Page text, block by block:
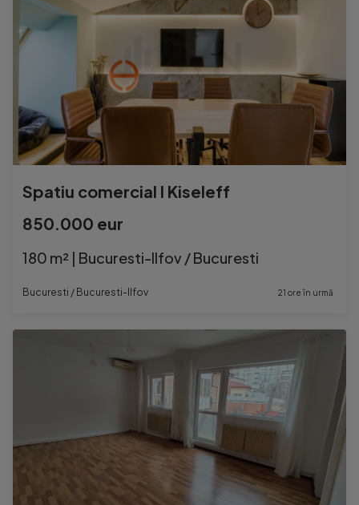
Spatiu comercial l Kiseleff
850.000 eur
180 m² | Bucuresti-Ilfov / Bucuresti
Bucuresti / Bucuresti-Ilfov 21 ore în urmă